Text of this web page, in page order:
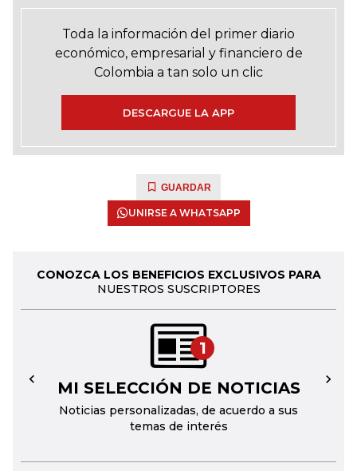
Toda la información del primer diario
económico, empresarial y financiero de
Colombia a tan solo un clic
DESCARGUE LA APP
GUARDAR
UNIRSE A WHATSAPP
CONOZCA LOS BENEFICIOS EXCLUSIVOS PARA
NUESTROS SUSCRIPTORES
1
MI SELECCIÓN DE NOTICIAS
Noticias personalizadas, de acuerdo a sus
temas de interés
← →